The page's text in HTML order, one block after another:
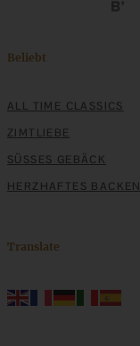
Beliebt
ALL TIME CLASSICS
ZIMTLIEBE
SÜSSES GEBÄCK
HERZHAFTES BACKEN
Translate